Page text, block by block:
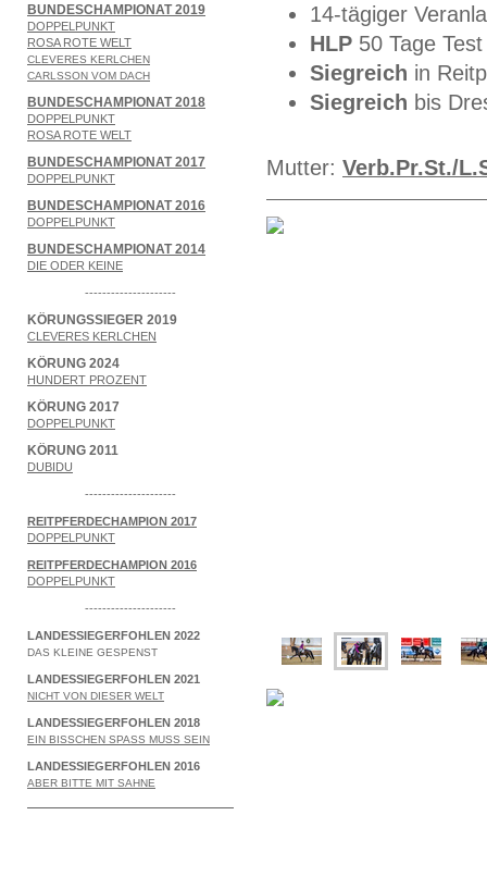
14-tägiger
HLP 50 Tage
Siegreich in
Siegreich bis
Mutter: Verb.Pr.St./
BUNDESCHAMPIONAT 2019
DOPPELPUNKT
ROSA ROTE WELT
CLEVERES KERLCHEN
CARLSSON VOM DACH
BUNDESCHAMPIONAT 2018
DOPPELPUNKT
ROSA ROTE WELT
BUNDESCHAMPIONAT 2017
DOPPELPUNKT
BUNDESCHAMPIONAT 2016
DOPPELPUNKT
BUNDESCHAMPIONAT 2014
DIE ODER KEINE
---------------------
KÖRUNGSSIEGER 2019
CLEVERES KERLCHEN
KÖRUNG 2024
HUNDERT PROZENT
KÖRUNG 2017
DOPPELPUNKT
KÖRUNG 2011
DUBIDU
---------------------
REITPFERDECHAMPION 2017
DOPPELPUNKT
REITPFERDECHAMPION 2016
DOPPELPUNKT
---------------------
LANDESSIEGERFOHLEN 2022
DAS KLEINE GESPENST
LANDESSIEGERFOHLEN 2021
NICHT VON DIESER WELT
LANDESSIEGERFOHLEN 2018
EIN BISSCHEN SPASS MUSS SEIN
LANDESSIEGERFOHLEN 2016
ABER BITTE MIT SAHNE